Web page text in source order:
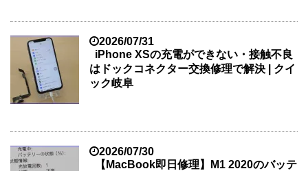
2026/07/31
iPhone XSの充電ができない・接触不良
はドックコネクター交換修理で解決 | クイ
ック岐阜
2026/07/30
【MacBook即日修理】M1 2020のバッテ